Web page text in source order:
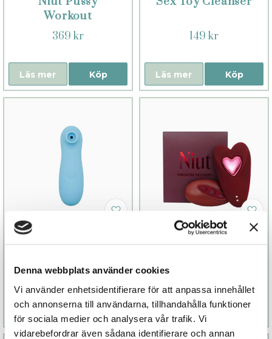
Denna webbplats använder cookies
Vi använder enhetsidentifierare för att anpassa innehållet
och annonserna till användarna, tillhandahålla funktioner
för sociala medier och analysera vår trafik. Vi
vidarebefordrar även sådana identifierare och annan
Workout
369 kr
Köp
Läs mer
149 kr
Köp
Läs mer
Niut The Cloud
399 kr
Köp
Läs mer
Niut Secret Lover
Köp
Läs mer